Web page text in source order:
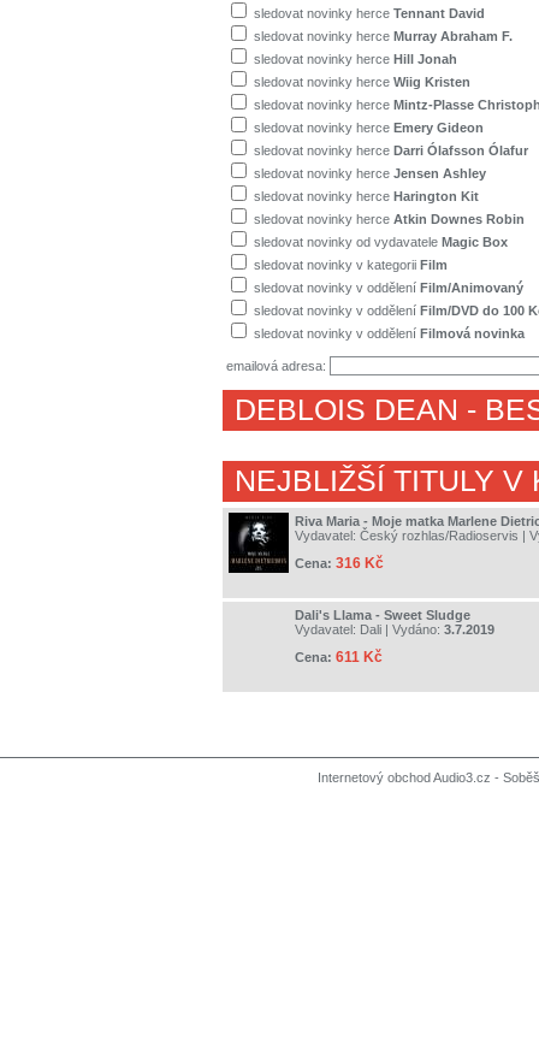
sledovat novinky herce Tennant David
sledovat novinky herce Murray Abraham F.
sledovat novinky herce Hill Jonah
sledovat novinky herce Wiig Kristen
sledovat novinky herce Mintz-Plasse
sledovat novinky herce Emery Gideon
sledovat novinky herce Darri Ólafsson Ólafur
sledovat novinky herce Jensen Ashley
sledovat novinky herce Harington Kit
sledovat novinky herce Atkin Downes Robin
sledovat novinky od vydavatele Magic Box
sledovat novinky v kategorii Film
sledovat novinky v oddělení Film/Animovaný
sledovat novinky v oddělení Film/DVD do 100
sledovat novinky v oddělení Filmová novinka
emailová adresa:
DEBLOIS DEAN -
NEJBLIŽŠÍ TITULY V
Riva Maria - Moje matka Marlene
Vydavatel: Český rozhlas/Radioservis |
Cena: 316 Kč
Dali's Llama - Sweet Sludge
Vydavatel: Dali | Vydáno: 3.7.2019
Cena: 611 Kč
Internetový obchod Audio3.cz -